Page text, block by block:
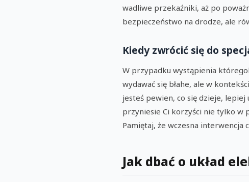
wadliwe przekaźniki, aż po
bezpieczeństwo na drodze, ale
Kiedy zwrócić się do
W przypadku wystąpienia
wydawać się błahe, ale w
jesteś pewien, co się dzieje, lepiej
przyniesie Ci korzyści nie tylko w
Pamiętaj, że wczesna interwencja
Jak dbać o układ